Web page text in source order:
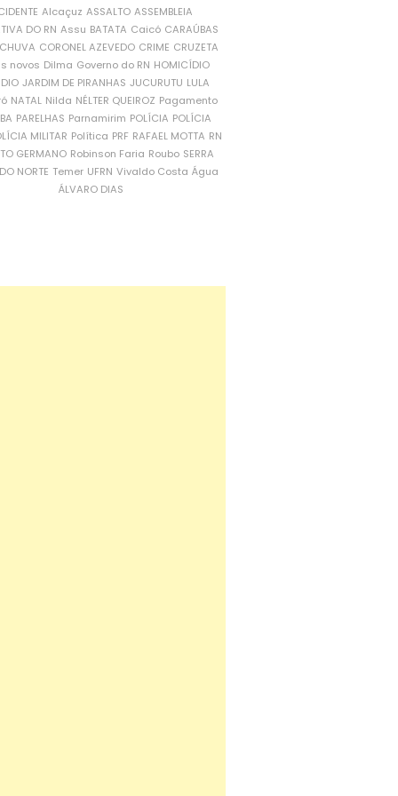
Alcaçuz ASSALTO ASSEMBLEIA
DO RN Assu BATATA Caicó CARAÚBAS
CORONEL AZEVEDO CRIME CRUZETA
novos Dilma Governo do RN HOMICÍDIO
JARDIM DE PIRANHAS JUCURUTU LULA
NATAL Nilda NÉLTER QUEIROZ Pagamento
PARELHAS Parnamirim POLÍCIA POLÍCIA
MILITAR Política PRF RAFAEL MOTTA RN
GERMANO Robinson Faria Roubo SERRA
NORTE Temer UFRN Vivaldo Costa Água
ÁLVARO DIAS